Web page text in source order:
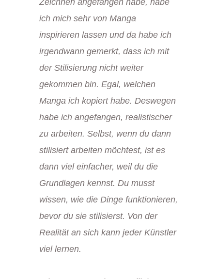
Zeichnen angefangen habe, habe
ich mich sehr von Manga
inspirieren lassen und da habe ich
irgendwann gemerkt, dass ich mit
der Stilisierung nicht weiter
gekommen bin. Egal, welchen
Manga ich kopiert habe. Deswegen
habe ich angefangen, realistischer
zu arbeiten. Selbst, wenn du dann
stilisiert arbeiten möchtest, ist es
dann viel einfacher, weil du die
Grundlagen kennst. Du musst
wissen, wie die Dinge funktionieren,
bevor du sie stilisierst. Von der
Realität an sich kann jeder Künstler
viel lernen.